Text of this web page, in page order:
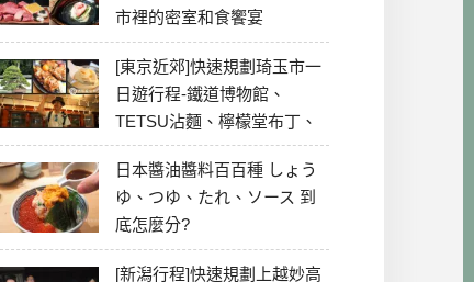
市裡的密室和食饗宴
[東京近郊]快速規劃琦玉市一
日遊行程-鐵道博物館、
TETSU沾麵、檸檬堂布丁、
冰川神社、美食彙整
日本醬油醬料百百種 しょう
ゆ、つゆ、たれ、ソース 到
底怎麼分?
[新潟行程]快速規劃上越妙高